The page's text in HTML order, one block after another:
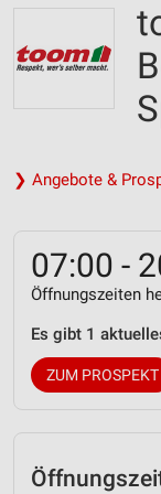
❯ Angebote &
07:00 -
Öffnungszeiten
Es gibt 1
ZUM PROSPEKT